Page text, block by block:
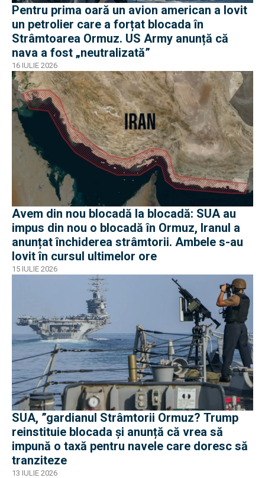
Pentru prima oară un avion american a lovit
un petrolier care a forțat blocada în
Strâmtoarea Ormuz. US Army anunță că
nava a fost „neutralizată”
16 IULIE 2026
Avem din nou blocadă la blocadă: SUA au
impus din nou o blocadă în Ormuz, Iranul a
anunțat închiderea strâmtorii. Ambele s-au
lovit în cursul ultimelor ore
15 IULIE 2026
SUA, ”gardianul Strâmtorii Ormuz? Trump
reinstituie blocada și anunță că vrea să
impună o taxă pentru navele care doresc să
tranziteze
13 IULIE 2026